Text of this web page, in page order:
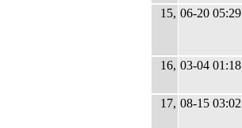
15, 06-20 05:29
16, 03-04 01:18
17, 08-15 03:02